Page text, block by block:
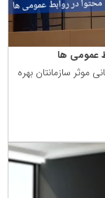
عمومی ها
سازمانتان بهره